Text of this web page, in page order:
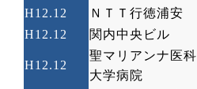
H12.12 ＮＴＴ行徳浦安
H12.12
関内中央ビル
H12.12
聖マリアンナ医科
大学病院